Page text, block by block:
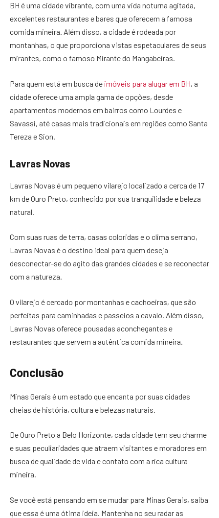
BH é uma cidade vibrante, com uma vida noturna agitada,
excelentes restaurantes e bares que oferecem a famosa
comida mineira. Além disso, a cidade é rodeada por
montanhas, o que proporciona vistas espetaculares de seus
mirantes, como o famoso Mirante do Mangabeiras.
Para quem está em busca de imóveis para alugar em BH, a
cidade oferece uma ampla gama de opções, desde
apartamentos modernos em bairros como Lourdes e
Savassi, até casas mais tradicionais em regiões como Santa
Tereza e Sion.
Lavras Novas
Lavras Novas é um pequeno vilarejo localizado a cerca de 17
km de Ouro Preto, conhecido por sua tranquilidade e beleza
natural.
Com suas ruas de terra, casas coloridas e o clima serrano,
Lavras Novas é o destino ideal para quem deseja
desconectar-se do agito das grandes cidades e se reconectar
com a natureza.
O vilarejo é cercado por montanhas e cachoeiras, que são
perfeitas para caminhadas e passeios a cavalo. Além disso,
Lavras Novas oferece pousadas aconchegantes e
restaurantes que servem a autêntica comida mineira.
Conclusão
Minas Gerais é um estado que encanta por suas cidades
cheias de história, cultura e belezas naturais.
De Ouro Preto a Belo Horizonte, cada cidade tem seu charme
e suas peculiaridades que atraem visitantes e moradores em
busca de qualidade de vida e contato com a rica cultura
mineira.
Se você está pensando em se mudar para Minas Gerais, saiba
que essa é uma ótima ideia. Mantenha no seu radar as